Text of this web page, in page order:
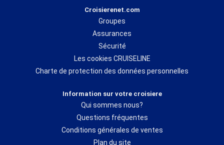
Croisierenet.com
Groupes
Assurances
Sécurité
Les cookies CRUISELINE
Charte de protection des données personnelles
Information sur votre croisiere
Qui sommes nous?
Questions fréquentes
Conditions générales de ventes
Plan du site